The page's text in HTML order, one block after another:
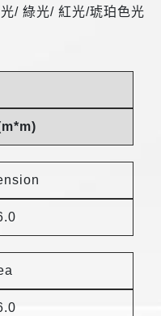
/ 綠光/ 紅光/琥珀色光